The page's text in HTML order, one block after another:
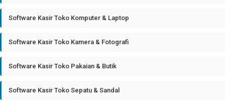
Software Kasir Toko Komputer & Laptop
Software Kasir Toko Kamera & Fotografi
Software Kasir Toko Pakaian & Butik
Software Kasir Toko Sepatu & Sandal